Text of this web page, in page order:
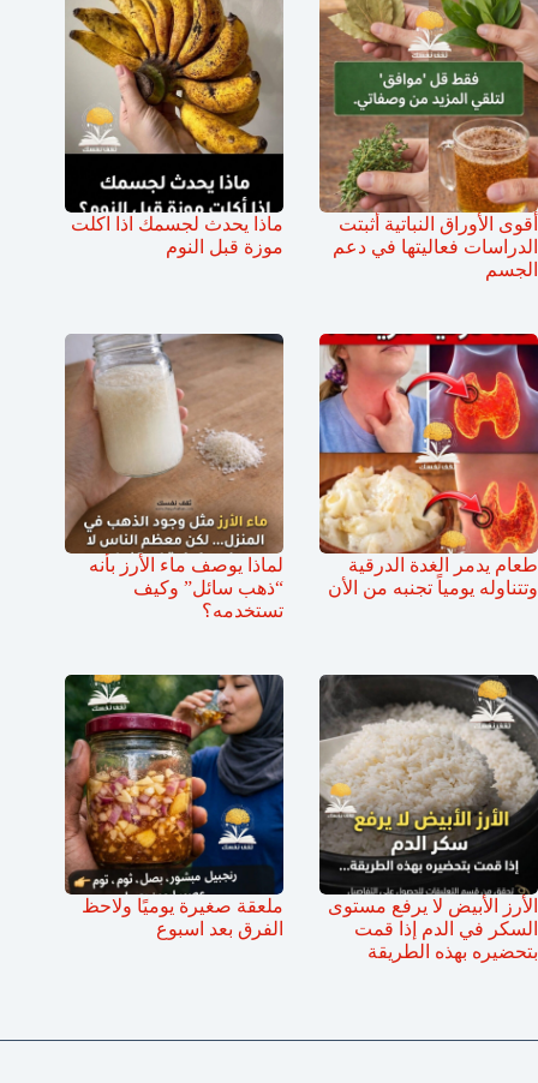
أقوى الأوراق النباتية أثبتت
الدراسات فعاليتها في دعم
الجسم
ماذا يحدث لجسمك اذا اكلت
موزة قبل النوم
طعام يدمر الغدة الدرقية
وتتناوله يومياً تجنبه من الأن
لماذا يوصف ماء الأرز بأنه
“ذهب سائل” وكيف
تستخدمه؟
الأرز الأبيض لا يرفع مستوى
السكر في الدم إذا قمت
بتحضيره بهذه الطريقة
ملعقة صغيرة يوميًا ولاحظ
الفرق بعد اسبوع